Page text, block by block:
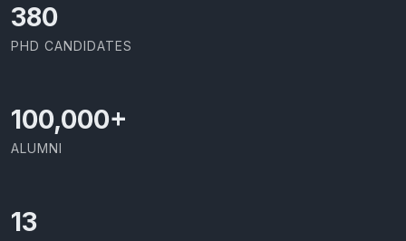
403
PHD CANDIDATES
100,000+
ALUMNI
13